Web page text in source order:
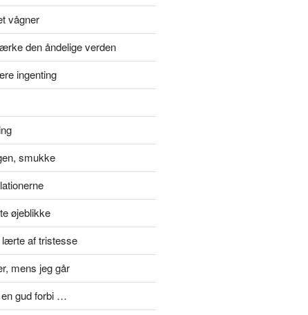
vågner
den åndelige verden
ingenting
smukke
øjeblikke
lærte af tristesse
mens jeg går
gud forbi …